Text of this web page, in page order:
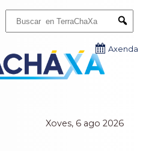
Xoves, 6 ago 2026
Axenda